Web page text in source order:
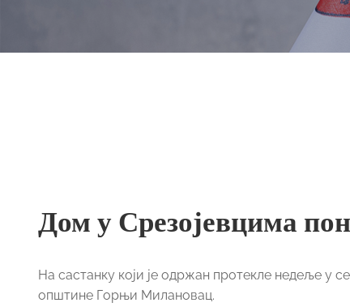
Дом у Срезојевцима
На састанку који је одржан протекле недеље у
општине Горњи Милановац.